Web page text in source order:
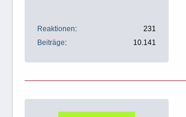
Reaktionen
231
Beiträge
10.141